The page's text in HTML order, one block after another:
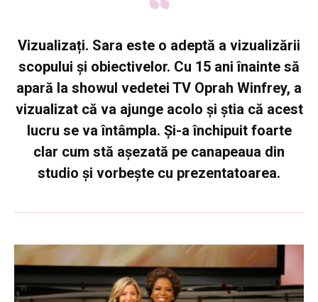
Vizualizați. Sara este o adeptă a vizualizării
scopului și obiectivelor. Cu 15 ani înainte să
apară la showul vedetei TV Oprah Winfrey, a
vizualizat că va ajunge acolo și știa că acest
lucru se va întâmpla. Și-a închipuit foarte
clar cum stă așezată pe canapeaua din
studio și vorbește cu prezentatoarea.